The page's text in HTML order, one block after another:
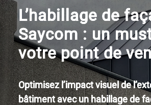
L’habillage de
Saycom : un
votre point de
Optimisez l’impact visuel de
bâtiment avec un habillage de